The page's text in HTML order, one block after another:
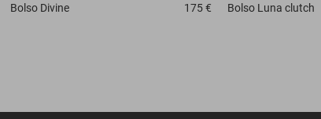
Bolso Divine 175 € Bolso Luna clutch